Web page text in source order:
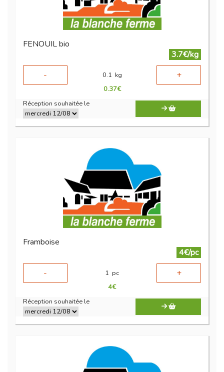
FENOUIL bio
3.7€/kg
-
0.1 kg +
0.37€
Réception souhaitée le
Framboise
4€/pc
-
1 pc +
4€
Réception souhaitée le